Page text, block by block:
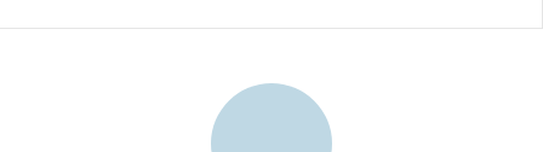
Planung & Setup
Pricing für Versandapotheken
Compliance Versandapotheke